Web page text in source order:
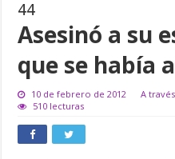
44
Asesinó a su
que se había
10 de febrero de 2012
A
510 lecturas